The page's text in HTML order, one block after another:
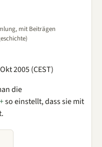
mit Beiträgen
2005 (CEST)
die
so einstellt, dass sie mit